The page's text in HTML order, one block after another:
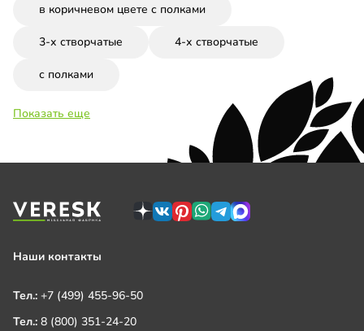
в коричневом цвете с полками
3-х створчатые 4-х створчатые
с полками
Показать еще
Наши контакты
Тел.: +7 (499) 455-96-50
Тел.: 8 (800) 351-24-20